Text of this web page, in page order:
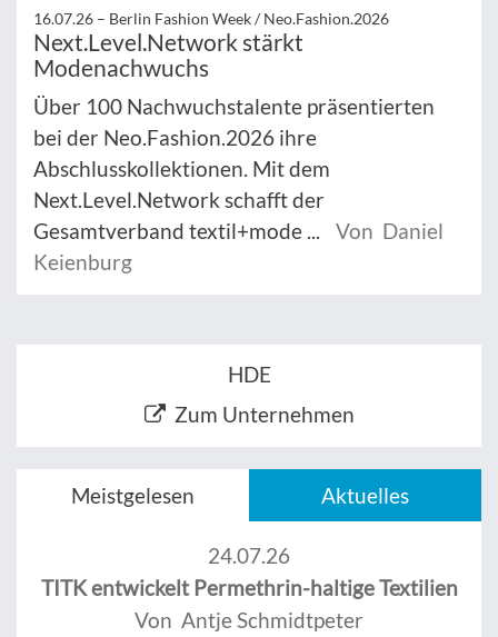
16.07.26 – Berlin Fashion Week / Neo.Fashion.2026
Next.Level.Network stärkt
Modenachwuchs
Über 100 Nachwuchstalente präsentierten
bei der Neo.Fashion.2026 ihre
Abschlusskollektionen. Mit dem
Next.Level.Network schafft der
Gesamtverband textil+mode ...
Von Daniel
Keienburg
HDE
Zum Unternehmen
Meistgelesen Aktuelles
24.07.26
TITK entwickelt Permethrin-haltige Textilien
Von Antje Schmidtpeter